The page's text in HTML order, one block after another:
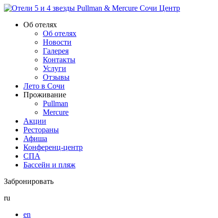
Об отелях
Об отелях
Новости
Галерея
Контакты
Услуги
Отзывы
Лето в Сочи
Проживание
Pullman
Mercure
Акции
Рестораны
Афиша
Конференц-центр
СПА
Бассейн и пляж
Забронировать
ru
en